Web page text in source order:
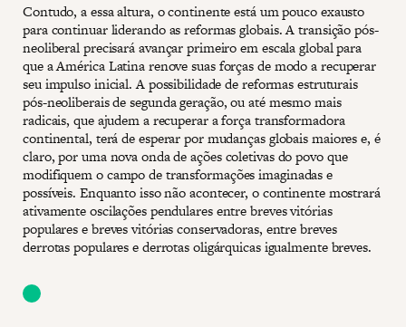
Contudo, a essa altura, o continente está um pouco exausto
para continuar liderando as reformas globais. A transição pós-
neoliberal precisará avançar primeiro em escala global para
que a América Latina renove suas forças de modo a recuperar
seu impulso inicial. A possibilidade de reformas estruturais
pós-neoliberais de segunda geração, ou até mesmo mais
radicais, que ajudem a recuperar a força transformadora
continental, terá de esperar por mudanças globais maiores e, é
claro, por uma nova onda de ações coletivas do povo que
modifiquem o campo de transformações imaginadas e
possíveis. Enquanto isso não acontecer, o continente mostrará
ativamente oscilações pendulares entre breves vitórias
populares e breves vitórias conservadoras, entre breves
derrotas populares e derrotas oligárquicas igualmente breves.